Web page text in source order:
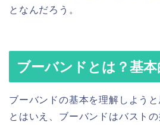
となんだろう。
ブーバンドとは？基本
ブーバンドの基本を理解しようと
とはいえ、ブーバンドはバスト